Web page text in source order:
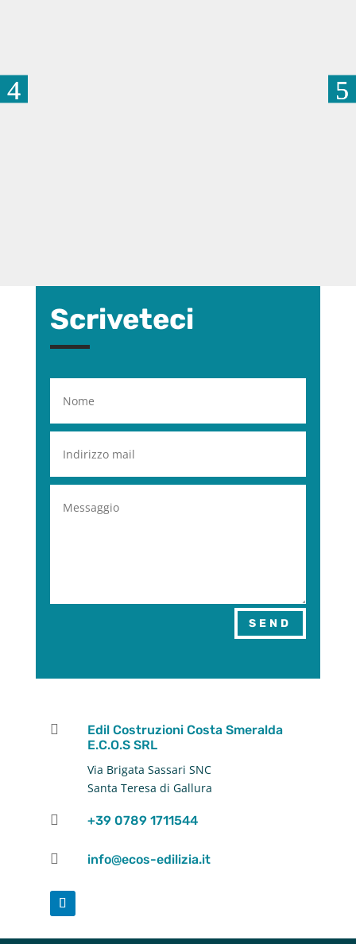
Scriveteci
SEND

Edil Costruzioni Costa Smeralda
E.C.O.S SRL
Via Brigata Sassari SNC
Santa Teresa di Gallura
 +39 0789 1711544
 info@ecos-edilizia.it